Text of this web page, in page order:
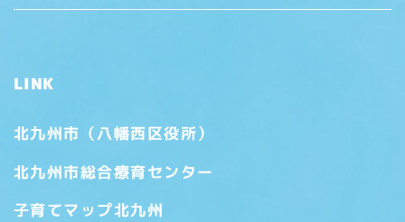
LINK
北九州市（八幡西区役所）
北九州市総合療育センター
子育てマップ北九州